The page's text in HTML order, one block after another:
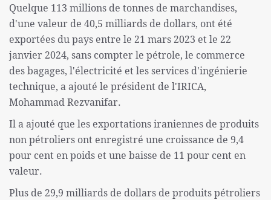
Quelque 113 millions de tonnes de marchandises,
d'une valeur de 40,5 milliards de dollars, ont été
exportées du pays entre le 21 mars 2023 et le 22
janvier 2024, sans compter le pétrole, le commerce
des bagages, l'électricité et les services d'ingénierie
technique, a ajouté le président de l'IRICA,
Mohammad Rezvanifar.
Il a ajouté que les exportations iraniennes de produits
non pétroliers ont enregistré une croissance de 9,4
pour cent en poids et une baisse de 11 pour cent en
valeur.
Plus de 29,9 milliards de dollars de produits pétroliers